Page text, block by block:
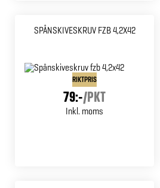
SPÅNSKIVESKRUV FZB 4,2X42
RIKTPRIS
79:-/PKT
Inkl. moms